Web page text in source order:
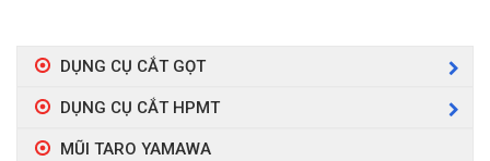
DỤNG CỤ CẮT GỌT
DỤNG CỤ CẮT HPMT
MŨI TARO YAMAWA